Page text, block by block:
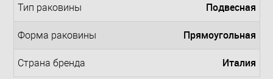
Тип раковины Подвесная
Форма раковины Прямоугольная
Страна бренда Италия